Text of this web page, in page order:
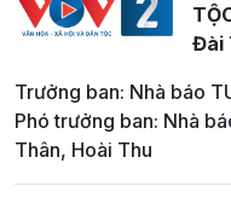
Đài
Trưởng ban: Nhà báo
Phó trưởng ban: Nhà
Thân, Hoài Thu